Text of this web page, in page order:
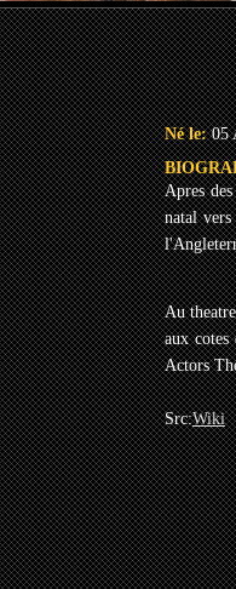
Né le:05
Apres
natal
Au
aux
Actors
Src:Wiki